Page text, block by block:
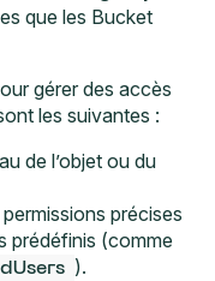
que les Bucket
gérer des accès
les suivantes :
de l’objet ou du
précises
prédéfinis (comme
).